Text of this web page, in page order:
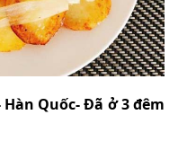
Quốc- Đã ở 3 đêm